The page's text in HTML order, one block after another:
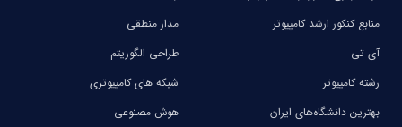
منابع کنکور ارشد کامپیوتر
آی تی
رشته کامپیوتر
بهترین دانشگاه‌های ایران
مدار منطقی
طراحی الگوریتم
شبکه های کامپیوتری
هوش مصنوعی